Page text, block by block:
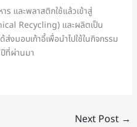
ร และพลาสติกใช้แล้วเข้าสู่
Recycling) และผลิตเป็น
ส่งมอบเก้าอี้เพื่อนำไปใช้ในกิจกรรม
ที่ผ่านมา
Next Post →